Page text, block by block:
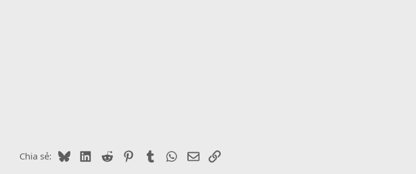
Chia sẻ: BlueskyLinkedIn
Reddit PinterestTumblr WhatsApp
EmailLink